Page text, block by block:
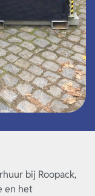
bij Roopack,
en het